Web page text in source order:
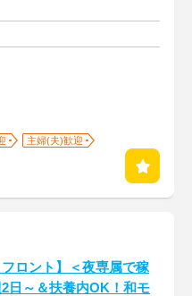
主婦(夫)歓迎
フロント】＜夜専属で稼
日～＆扶養内OK！和モ